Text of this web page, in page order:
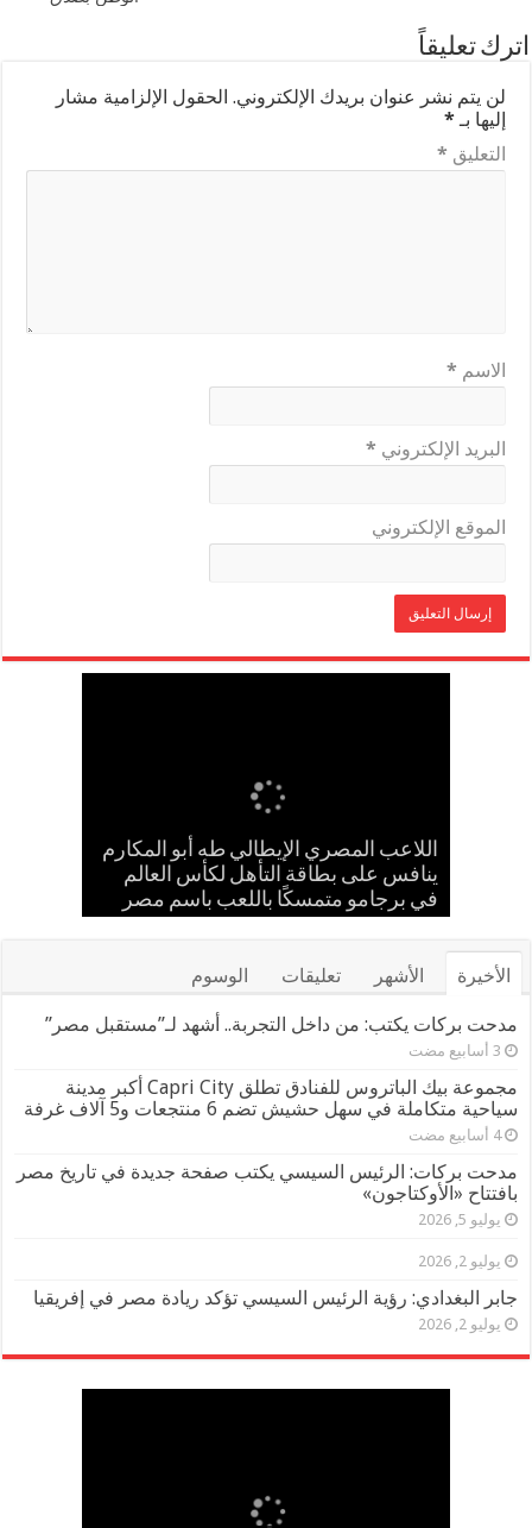
اترك تعليقاً
لن يتم نشر عنوان بريدك الإلكتروني. الحقول الإلزامية مشار
إليها بـ*
التعليق *
الاسم *
البريد الإلكتروني *
الموقع الإلكتروني
اللاعب المصري الإيطالي طه أبو المكارم
ينافس على بطاقة التأهل لكأس العالم
في برجامو متمسكًا باللعب باسم مصر
مدحت بركات يستقبل الشيخ كامل مطر
في لقاء ودي حاشد بمنشية القناطر
بحضور قيادات القبائل والعائلات المصرية
بالعلم المصري.. طه أبو المكارم يحسم
مواجهته الـ 66 في مسيرته بالتعادل أمام
بطل إيران
إسلام حشاد وإبراهيم حشاد يخطفان
الأنظار بتصميم عالمي ارتدته سلمى عادل
في مهرجان كان
حضانة «اقرأ النموذجية بجزيرة شطورة»
تحتفل بتخريج الدفعة الـ11 من براعم
المستقبل
الأخيرة الأشهر تعليقات الوسوم
مدحت بركات يكتب: من داخل التجربة.. أشهد لـ”مستقبل مصر”
مجموعة بيك الباتروس للفنادق تطلق Capri City أكبر مدينة
سياحية متكاملة في سهل حشيش تضم 6 منتجعات و5 آلاف غرفة
‏4 أسابيع مضت
مدحت بركات: الرئيس السيسي يكتب صفحة جديدة في تاريخ مصر
بافتتاح «الأوكتاجون»
يوليو 5, 2026
يوليو 2, 2026
جابر البغدادي: رؤية الرئيس السيسي تؤكد ريادة مصر في إفريقيا
يوليو 2, 2026